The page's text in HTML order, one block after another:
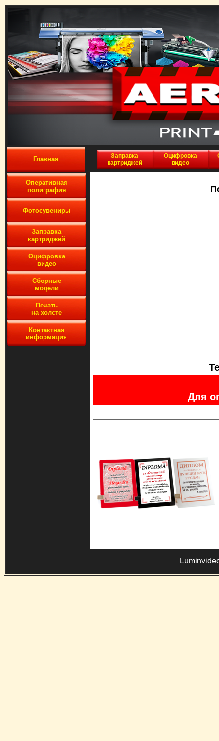
Главная
Заправка
картриджей
Оцифровка
видео
Оперативная
полиграфия
Фотосувениры
Заправка
картриджей
Оцифровка
видео
Сборные
модели
Печать
на холсте
Контактная
информация
Для